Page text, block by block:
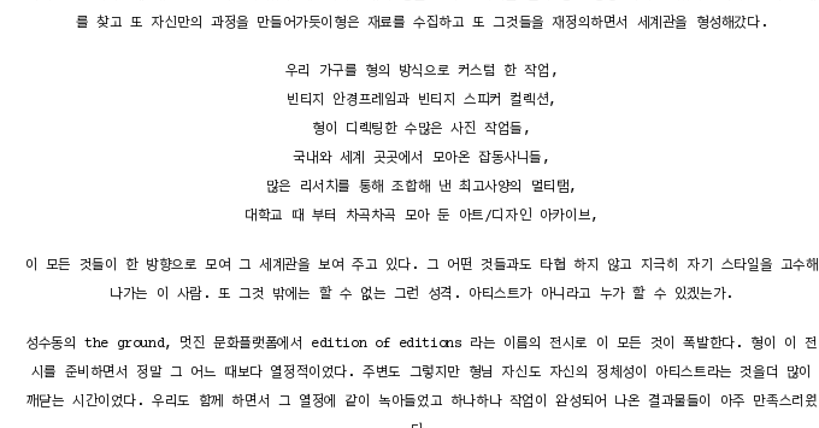
를 찾고 또 자신만의 과정을 만들어가듯이형은 재료를 수집하고 또 그것들을 재정의하면서 세계관을 형성해갔다.
우리 가구를 형의 방식으로 커스텀 한 작업,
빈티지 안경프레임과 빈티지 스피커 컬렉션,
형이 디렉팅한 수많은 사진 작업들,
국내와 세계 곳곳에서 모아온 잡동사니들,
많은 리서치를 통해 조합해 낸 최고사양의 멀티탭,
대학교 때 부터 차곡차곡 모아 둔 아트/디자인 아카이브,
이 모든 것들이 한 방향으로 모여 그 세계관을 보여 주고 있다. 그 어떤 것들과도 타협 하지 않고 지극히 자기 스타일을 고수해
나가는 이 사람. 또 그것 밖에는 할 수 없는 그런 성격. 아티스트가 아니라고 누가 할 수 있겠는가.
성수동의 the ground, 멋진 문화플랫폼에서 edition of editions 라는 이름의 전시로 이 모든 것이 폭발한다. 형이 이 전
시를 준비하면서 정말 그 어느 때보다 열정적이었다. 주변도 그렇지만 형님 자신도 자신의 정체성이 아티스트라는 것을더 많이
깨닫는 시간이었다. 우리도 함께 하면서 그 열정에 같이 녹아들었고 하나하나 작업이 완성되어 나온 결과물들이 아주 만족스러웠